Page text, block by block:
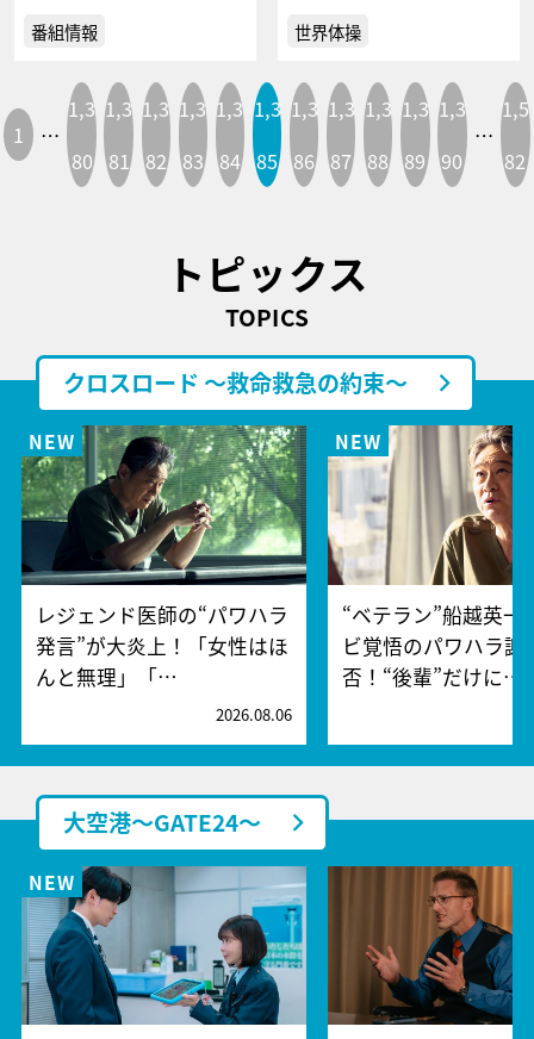
番組情報 世界体操
1 …
1,3
80
1,3
81
1,3
82
1,3
83
1,3
84
1,3
85
1,3
86
1,3
87
1,3
88
1,3
89
1,3
90
…
1,5
82
トピックス
TOPICS
クロスロード ～救命救急の約束～
レジェンド医師の“パワハラ
発言”が大炎上！「女性はほ
んと無理」「…
2026.08.06
“ベテラン”船越英一
ビ覚悟のパワハラ謝
否！“後輩”だけに…
大空港～GATE24～